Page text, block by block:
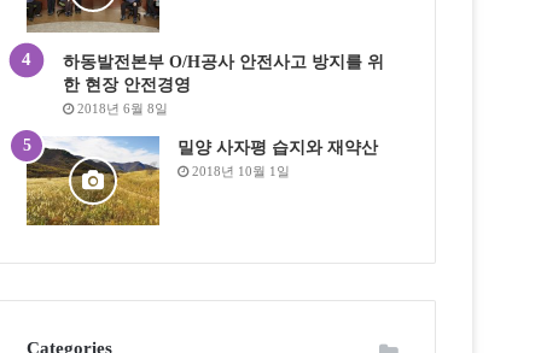
하동발전본부 O/H공사 안전사고 방지를 위
한 현장 안전경영
2018년 6월 8일
밀양 사자평 습지와 재약산
2018년 10월 1일
Categories